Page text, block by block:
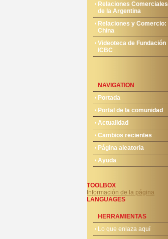
Relaciones Comerciales
de la Argentina
Relaciones y Comercio:
China
Videoteca de Fundación
ICBC
NAVIGATION
Portada
Portal de la comunidad
Actualidad
Cambios recientes
Página aleatoria
Ayuda
TOOLBOX
Información de la página
LANGUAGES
HERRAMIENTAS
Lo que enlaza aquí